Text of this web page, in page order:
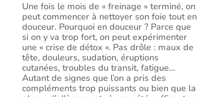
Une fois le mois de « freinage » terminé, on
peut commencer à nettoyer son foie tout en
douceur. Pourquoi en douceur ? Parce que
si on y va trop fort, on peut expérimenter
une « crise de détox ». Pas drôle : maux de
tête, douleurs, sudation, éruptions
cutanées, troubles du transit, fatigue…
Autant de signes que l’on a pris des
compléments trop puissants ou bien que la